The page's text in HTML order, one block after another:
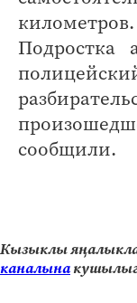
километров.
Подростка
сообщили.
Кызыклы
каналына